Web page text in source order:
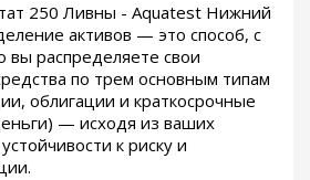
250 Ливны - Aquatest Нижний
активов — это способ, с
распределяете свои
по трем основным типам
облигации и краткосрочные
— исходя из ваших
к риску и